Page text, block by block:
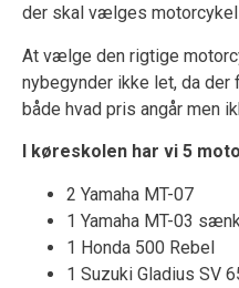
der skal vælges motorcykel
At vælge den rigtige
nybegynder ikke let, da
både hvad pris angår men
I køreskolen har vi 5
2 Yamaha MT-07
1 Yamaha MT-03
1 Honda 500 Rebel
1 Suzuki Gladius SV